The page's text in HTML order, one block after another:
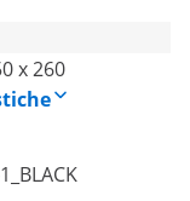
x 260